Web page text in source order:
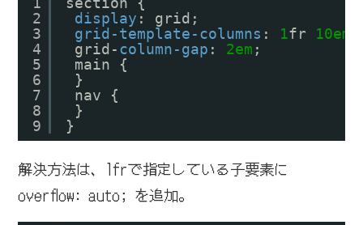
2
3
4
5
6
7
8
9
display : grid;
grid-template-columns : 1fr 10em
grid-column-gap : 2em ;
main {
}
nav {
}
}
解決方法は、1frで指定している子要素に
overflow: auto; を追加。